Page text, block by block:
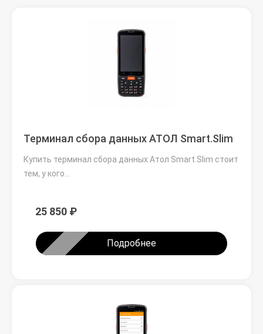
Терминал сбора данных АТОЛ Smart.Slim
Купить терминал сбора данных Атол Smart.Slim стоит
тем, у кого…
25 850 ₽
Подробнее